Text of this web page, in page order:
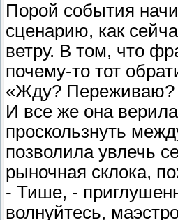
Порой события
сценарию, как
ветру. В том, что
почему-то тот
«Жду? Переживаю?
И все же она
проскользнуть
позволила увлечь
рыночная склока,
- Тише, -
волнуйтесь,